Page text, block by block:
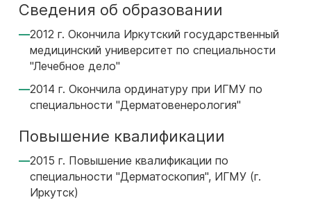
Сведения об образовании
2012 г. Окончила Иркутский государственный
медицинский университет по специальности
"Лечебное дело"
2014 г. Окончила ординатуру при ИГМУ по
специальности "Дерматовенерология"
Повышение квалификации
2015 г. Повышение квалификации по
специальности "Дерматоскопия", ИГМУ (г.
Иркутск)